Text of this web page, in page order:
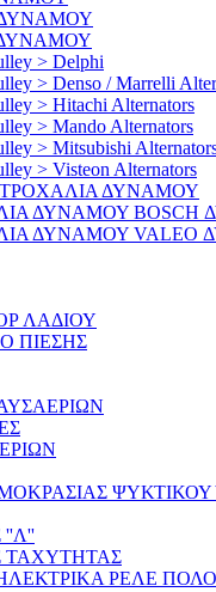
> Delphi
> Denso / Marrelli
> Hitachi Alternators
> Mando Alternators
> Mitsubishi
> Visteon Alternators
ΤΡΟΧΑΛΙΑ ΔΥΝΑΜΟΥ
ΔΥΝΑΜΟΥ BOSCH
ΔΥΝΑΜΟΥ VALEO
ΛΑΔΙΟΥ
ΠΙΕΣΗΣ
ΨΥΚΤΙΚΟΥ
''Λ''
ΤΑΧΥΤΗΤΑΣ
ΡΕΛΕ